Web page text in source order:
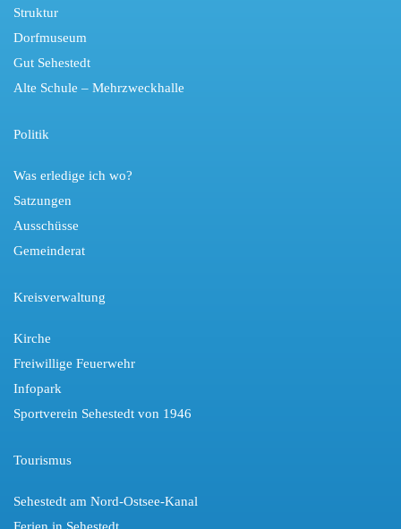
Struktur
Dorfmuseum
Gut Sehestedt
Alte Schule – Mehrzweckhalle
Politik
Was erledige ich wo?
Satzungen
Ausschüsse
Gemeinderat
Kreisverwaltung
Kirche
Freiwillige Feuerwehr
Infopark
Sportverein Sehestedt von 1946
Tourismus
Sehestedt am Nord-Ostsee-Kanal
Ferien in Sehestedt